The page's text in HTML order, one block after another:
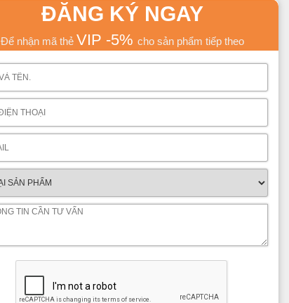
ĐĂNG KÝ NGAY
Để nhận mã thẻ VIP -5% cho sản phẩm tiếp theo